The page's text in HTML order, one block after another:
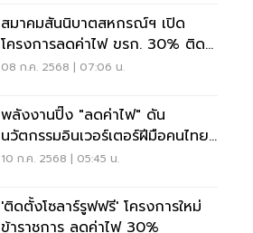
สมาคมสันนิบาตสหกรณ์ฯ เปิด
โครงการลดค่าไฟ ขรก. 30% ติด
ตั้ง Solar Roof ฟรี
08 ก.ค. 2568 | 07:06 น.
พลังงานปิ๊ง "ลดค่าไฟ" ดัน
นวัตกรรมอินเวอร์เตอร์ฝีมือคนไทย
ผลิตก่อน 1 แสนชุด
10 ก.ค. 2568 | 05:45 น.
'ติดตั้งโซลาร์รูฟฟรี' โครงการใหม่
ข้าราชการ ลดค่าไฟ 30%